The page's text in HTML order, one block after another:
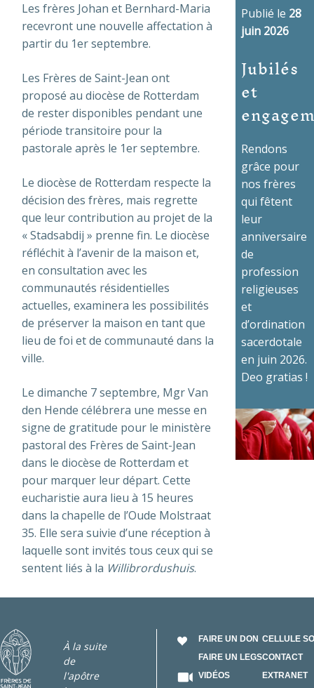
Les frères Johan et Bernhard-Maria
recevront une nouvelle affectation à
partir du 1er septembre.
Les Frères de Saint-Jean ont
proposé au diocèse de Rotterdam
de rester disponibles pendant une
période transitoire pour la
pastorale après le 1er septembre.
Le diocèse de Rotterdam respecte la
décision des frères, mais regrette
que leur contribution au projet de la
« Stadsabdij » prenne fin. Le diocèse
réfléchit à l’avenir de la maison et,
en consultation avec les
communautés résidentielles
actuelles, examinera les possibilités
de préserver la maison en tant que
lieu de foi et de communauté dans la
ville.
Le dimanche 7 septembre, Mgr Van
den Hende célébrera une messe en
signe de gratitude pour le ministère
pastoral des Frères de Saint-Jean
dans le diocèse de Rotterdam et
pour marquer leur départ. Cette
eucharistie aura lieu à 15 heures
dans la chapelle de l’Oude Molstraat
35. Elle sera suivie d’une réception à
laquelle sont invités tous ceux qui se
sentent liés à la Willibrordushuis.
Publié le 28
juin 2026
Jubilés
et
Rendons
grâce pour
nos frères
qui fêtent
leur
anniversaire
de
profession
religieuses
et
d’ordination
sacerdotale
en juin 2026.
Deo gratias !
À la suite
de
l'apôtre
FAIRE UN DON
FAIRE UN LEGS
VIDÉOS
CELLULE
CONTACT
EXTRANET